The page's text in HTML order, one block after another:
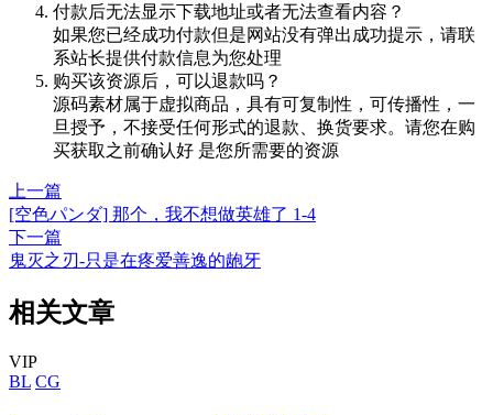
付款后无法显示下载地址或者无法查看内容？
如果您已经成功付款但是网站没有弹出成功提示，请联
系站长提供付款信息为您处理
购买该资源后，可以退款吗？
源码素材属于虚拟商品，具有可复制性，可传播性，一
旦授予，不接受任何形式的退款、换货要求。请您在购
买获取之前确认好 是您所需要的资源
上一篇
[空色パンダ] 那个，我不想做英雄了 1-4
下一篇
鬼灭之刃-只是在疼爱善逸的龅牙
相关文章
VIP
BL CG